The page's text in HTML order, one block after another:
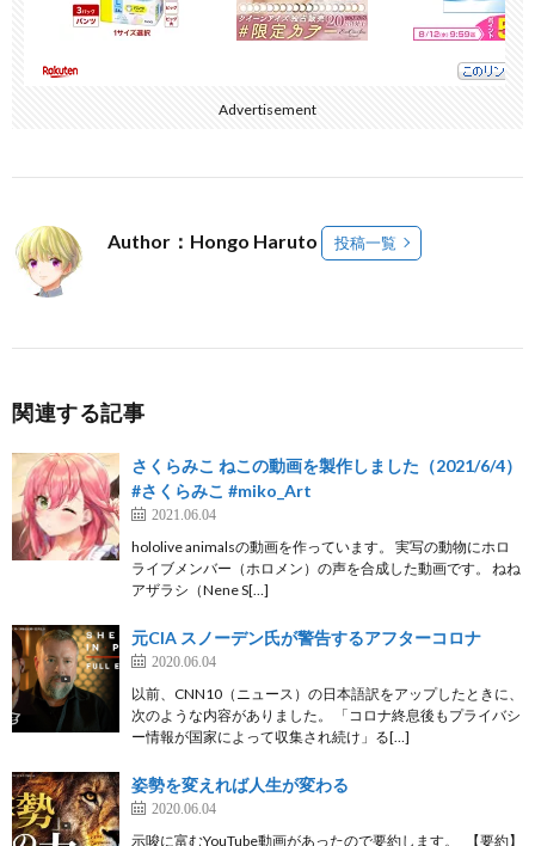
Advertisement
Author：Hongo Haruto 投稿一覧
関連する記事
さくらみこ ねこの動画を製作しました（2021/6/4）
#さくらみこ #miko_Art
2021.06.04
hololive animalsの動画を作っています。 実写の動物にホロ
ライブメンバー（ホロメン）の声を合成した動画です。 ねね
アザラシ（Nene S[…]
元CIA スノーデン氏が警告するアフターコロナ
2020.06.04
以前、CNN10（ニュース）の日本語訳をアップしたときに、
次のような内容がありました。 「コロナ終息後もプライバシ
ー情報が国家によって収集され続け」る[…]
姿勢を変えれば人生が変わる
2020.06.04
示唆に富むYouTube動画があったので要約します。 【要約】